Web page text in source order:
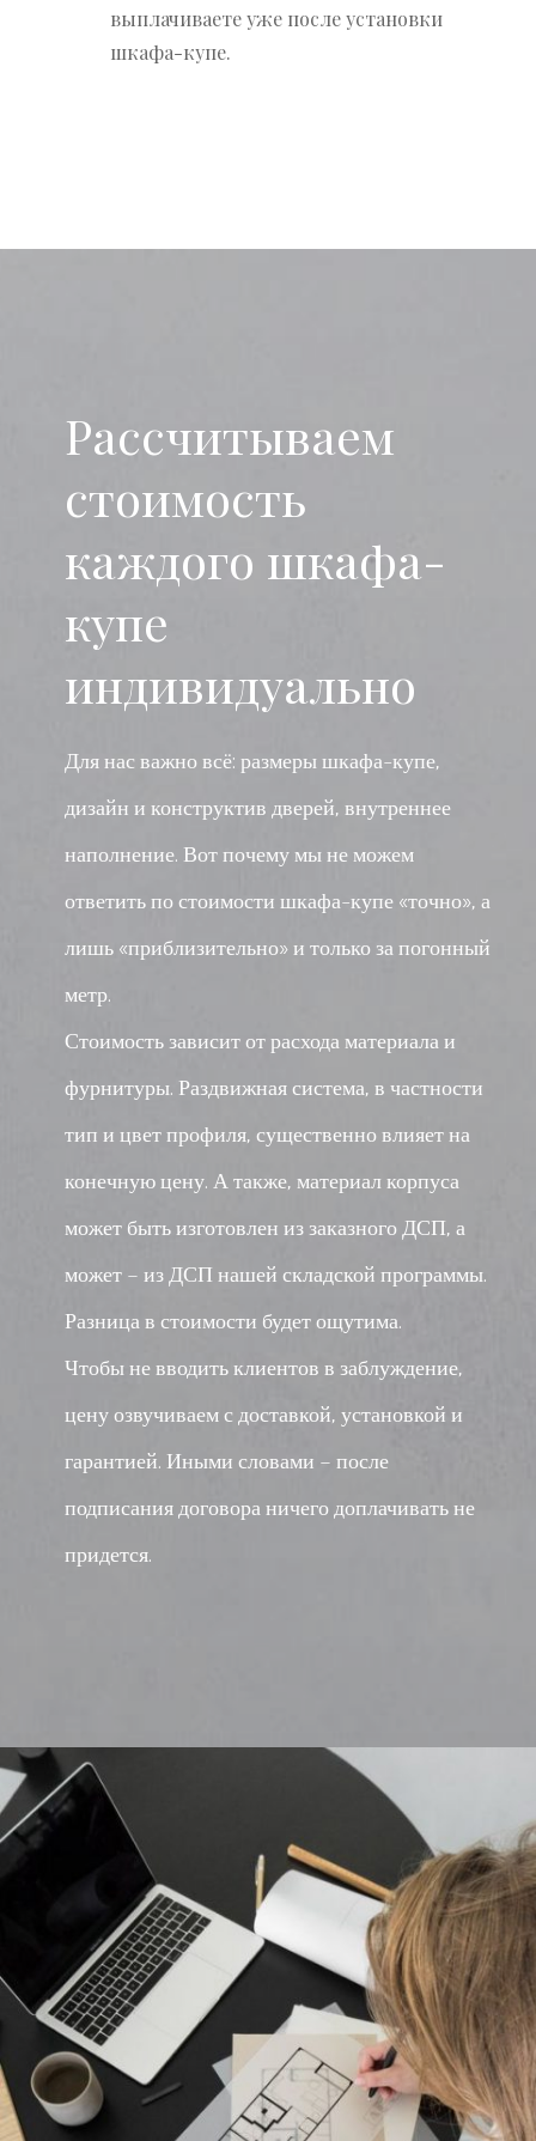
выплачиваете уже после установки
шкафа-купе.
Рассчитываем
стоимость
каждого шкафа-
купе
индивидуально
Для нас важно всё: размеры шкафа-купе,
дизайн и конструктив дверей, внутреннее
наполнение. Вот почему мы не можем
ответить по стоимости шкафа-купе «точно», а
лишь «приблизительно» и только за погонный
метр.
Стоимость зависит от расхода материала и
фурнитуры. Раздвижная система, в частности
тип и цвет профиля, существенно влияет на
конечную цену. А также, материал корпуса
может быть изготовлен из заказного ДСП, а
может – из ДСП нашей складской программы.
Разница в стоимости будет ощутима.
Чтобы не вводить клиентов в заблуждение,
цену озвучиваем с доставкой, установкой и
гарантией. Иными словами – после
подписания договора ничего доплачивать не
придется.